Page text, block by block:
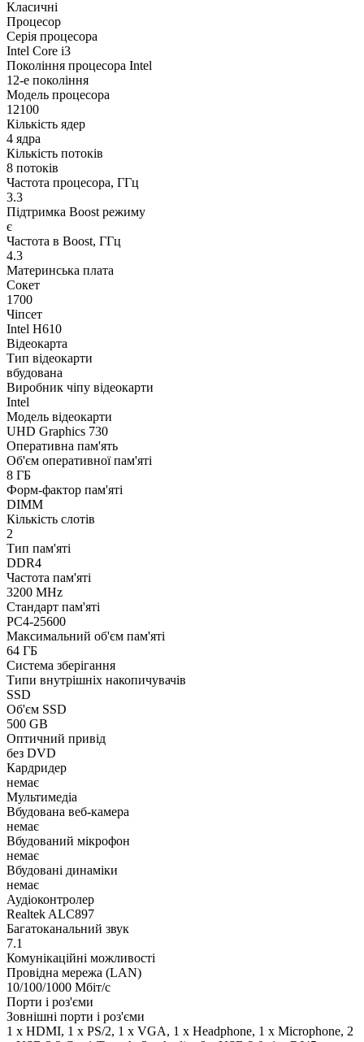
Класичні
Процесор
Серія процесора
Intel Core i3
Покоління процесора Intel
12-е покоління
Модель процесора
12100
Кількість ядер
4 ядра
Кількість потоків
8 потоків
Частота процесора, ГГц
3.3
Підтримка Boost режиму
є
Частота в Boost, ГГц
4.3
Материнська плата
Сокет
1700
Чіпсет
Intel H610
Відеокарта
Тип відеокарти
вбудована
Виробник чіпу відеокарти
Intel
Модель відеокарти
UHD Graphics 730
Оперативна пам'ять
Об'єм оперативної пам'яті
8 ГБ
Форм-фактор пам'яті
DIMM
Кількість слотів
2
Тип пам'яті
DDR4
Частота пам'яті
3200 MHz
Стандарт пам'яті
PC4-25600
Максимальний об'єм пам'яті
64 ГБ
Система зберігання
Типи внутрішніх накопичувачів
SSD
Об'єм SSD
500 GB
Оптичний привід
без DVD
Кардридер
немає
Мультимедіа
Вбудована веб-камера
немає
Вбудований мікрофон
немає
Вбудовані динаміки
немає
Аудіоконтролер
Realtek ALC897
Багатоканальний звук
7.1
Комунікаційні можливості
Провідна мережа (LAN)
10/100/1000 Мбіт/с
Порти і роз'єми
Зовнішні порти і роз'єми
1 x HDMI, 1 x PS/2, 1 x VGA, 1 x Нeadphone, 1 х Microphone, 2